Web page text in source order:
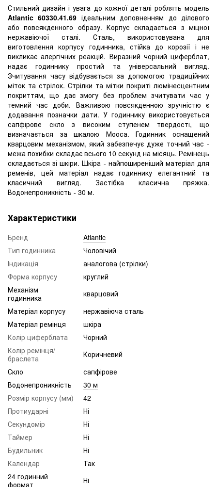
Стильний дизайн і увага до кожної деталі роблять модель
Atlantic 60330.41.69 ідеальним доповненням до ділового
або повсякденного образу. Корпус складається з міцної
нержавіючої сталі. Сталь, використовувана для
виготовлення корпусу годинника, стійка до корозії і не
викликає алергічних реакцій. Виразний чорний циферблат,
надає годиннику простий та універсальний вигляд.
Зчитування часу відбувається за допомогою традиційних
міток та стрілок. Стрілки та мітки покриті люмінесцентним
покриттям, що дає змогу без проблем зчитувати час у
темний час доби. Важливою повсякденною зручністю є
додавання позначки дати. У годиннику використовується
сапфірове скло з високим ступенем твердості, що
визначається за шкалою Мооса. Годинник оснащений
кварцовим механізмом, який забезпечує дуже точний час -
межа похибки складає всього 10 секунд на місяць. Ремінець
складається зі шкіри. Шкіра - найпоширеніший матеріал для
ременів, цей матеріал надає годиннику елегантний та
класичний вигляд. Застібка класична пряжка.
Водонепроникність - 30 м.
Характеристики
Бренд
Atlantic
Тип годинника
Чоловічий
Індикація
аналогова (стрілки)
Форма корпусу
круглий
Механізм
годинника
кварцовий
Матеріал корпусу
нержавіюча сталь
Матеріал ремінця
шкіра
Колір циферблата
Чорний
Колір ремінця/
браслета
Коричневий
Скло
сапфірове
Водонепроникність
30 м
Розмір корпусу (мм)
42
Протиударні
Ні
Секундомір
Ні
Таймер
Ні
Будильник
Ні
Календар
Так
24 годинний
формат
Ні